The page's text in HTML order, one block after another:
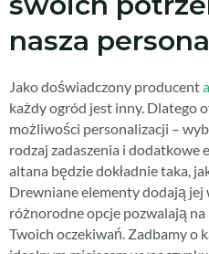
nasza
Jako doświadczony producent
każdy ogród jest inny. Dlatego
możliwości personalizacji –
rodzaj zadaszenia i dodatkowe
altana będzie dokładnie taka,
Drewniane elementy dodają
różnorodne opcje pozwalają na
Twoich oczekiwań. Zadbamy o